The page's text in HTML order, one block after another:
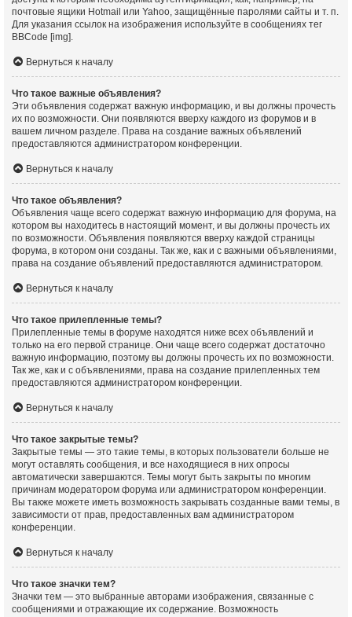
почтовые ящики Hotmail или Yahoo, защищённые паролями сайты и т. п.
Для указания ссылок на изображения используйте в сообщениях тег
BBCode [img].
Вернуться к началу
Что такое важные объявления?
Эти объявления содержат важную информацию, и вы должны прочесть
их по возможности. Они появляются вверху каждого из форумов и в
вашем личном разделе. Права на создание важных объявлений
предоставляются администратором конференции.
Вернуться к началу
Что такое объявления?
Объявления чаще всего содержат важную информацию для форума, на
котором вы находитесь в настоящий момент, и вы должны прочесть их
по возможности. Объявления появляются вверху каждой страницы
форума, в котором они созданы. Так же, как и с важными объявлениями,
права на создание объявлений предоставляются администратором.
Вернуться к началу
Что такое прилепленные темы?
Прилепленные темы в форуме находятся ниже всех объявлений и
только на его первой странице. Они чаще всего содержат достаточно
важную информацию, поэтому вы должны прочесть их по возможности.
Так же, как и с объявлениями, права на создание прилепленных тем
предоставляются администратором конференции.
Вернуться к началу
Что такое закрытые темы?
Закрытые темы — это такие темы, в которых пользователи больше не
могут оставлять сообщения, и все находящиеся в них опросы
автоматически завершаются. Темы могут быть закрыты по многим
причинам модератором форума или администратором конференции.
Вы также можете иметь возможность закрывать созданные вами темы, в
зависимости от прав, предоставленных вам администратором
конференции.
Вернуться к началу
Что такое значки тем?
Значки тем — это выбранные авторами изображения, связанные с
сообщениями и отражающие их содержание. Возможность